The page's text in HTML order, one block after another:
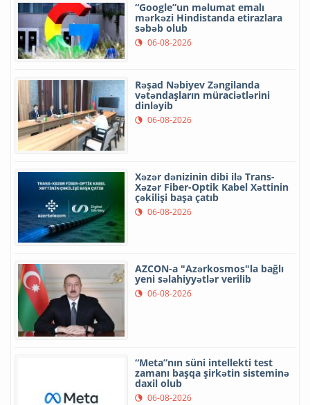
“Google”un məlumat emalı
mərkəzi Hindistanda etirazlara
səbəb olub
06-08-2026
Rəşad Nəbiyev Zəngilanda
vətəndaşların müraciətlərini
dinləyib
06-08-2026
Xəzər dənizinin dibi ilə Trans-
Xəzər Fiber-Optik Kabel Xəttinin
çəkilişi başa çatıb
06-08-2026
AZCON-a "Azərkosmos"la bağlı
yeni səlahiyyətlər verilib
06-08-2026
“Meta”nın süni intellekti test
zamanı başqa şirkətin sisteminə
daxil olub
06-08-2026